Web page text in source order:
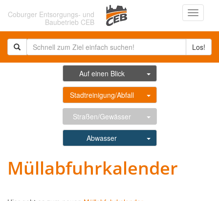
Coburger Entsorgungs- und
Baubetrieb CEB
ein-/
Los!
Auf einen Blick
Stadtreinigung/Abfall
Straßen/Gewässer
Abwasser
Müllabfuhrkalender